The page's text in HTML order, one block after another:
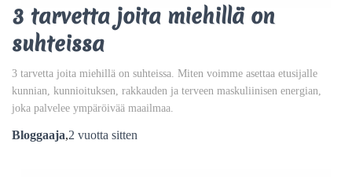
3 tarvetta joita miehillä on
suhteissa
3 tarvetta joita miehillä on suhteissa. Miten voimme asettaa etusijalle
kunnian, kunnioituksen, rakkauden ja terveen maskuliinisen energian,
joka palvelee ympäröivää maailmaa.
Bloggaaja,2 vuotta sitten